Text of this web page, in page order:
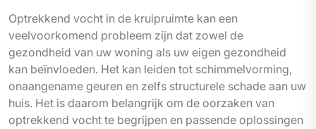
Optrekkend vocht in de kruipruimte kan een
veelvoorkomend probleem zijn dat zowel de
gezondheid van uw woning als uw eigen gezondheid
kan beïnvloeden. Het kan leiden tot schimmelvorming,
onaangename geuren en zelfs structurele schade aan uw
huis. Het is daarom belangrijk om de oorzaken van
optrekkend vocht te begrijpen en passende oplossingen